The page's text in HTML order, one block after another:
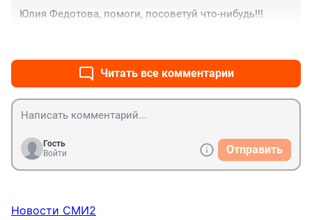
Юлия Федотова, помоги, посоветуй что-нибудь!!!
Читать все комментарии
Гость
Войти
Отправить
Новости СМИ2